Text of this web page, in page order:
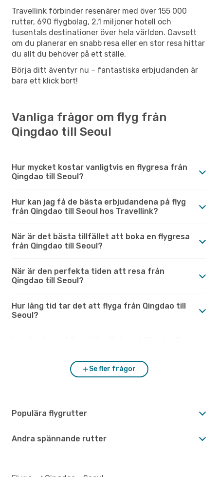
Travellink förbinder resenärer med över 155 000
rutter, 690 flygbolag, 2,1 miljoner hotell och
tusentals destinationer över hela världen. Oavsett
om du planerar en snabb resa eller en stor resa hittar
du allt du behöver på ett ställe.
Börja ditt äventyr nu – fantastiska erbjudanden är
bara ett klick bort!
Vanliga frågor om flyg från
Qingdao till Seoul
Hur mycket kostar vanligtvis en flygresa från
Qingdao till Seoul?
Hur kan jag få de bästa erbjudandena på flyg
från Qingdao till Seoul hos Travellink?
När är det bästa tillfället att boka en flygresa
från Qingdao till Seoul?
När är den perfekta tiden att resa från
Qingdao till Seoul?
Hur lång tid tar det att flyga från Qingdao till
Seoul?
Se fler frågor
Populära flygrutter
Andra spännande rutter